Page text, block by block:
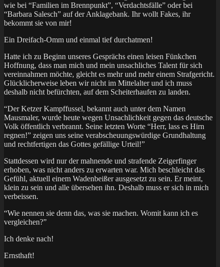
wie bei “Familien im Brennpunkt”, “Verdachtsfälle” oder bei
“Barbara Salesch” auf der Anklagebank. Ihr wollt Fakes, ihr
bekommt sie von mir!
Ein Dreifach-Omm und einmal tief durchatmen!
Hatte ich zu Beginn unseres Gesprächs einen leisen Fünkchen
Hoffnung, dass man mich und mein unsachliches Talent für sich
vereinnahmen möchte, gleicht es mehr und mehr einem Strafgericht.
Glücklicherweise leben wir nicht im Mittelalter und ich muss
deshalb nicht befürchten, auf dem Scheiterhaufen zu landen.
“Der Ketzer Kampffussel, bekannt auch unter dem Namen
Mausmaler, wurde heute wegen Unsachlichkeit gegen das deutsche
Volk öffentlich verbrannt. Seine letzten Worte “Herr, lass es Hirn
regnen!” zeigen uns seine verabscheuungswürdige Grundhaltung
und rechtfertigen das Gottes gefällige Urteil!”
Stattdessen wird nur der mahnende und strafende Zeigerfinger
erhoben, was nicht anders zu erwarten war. Mich beschleicht das
Gefühl, aktuell einem Wadenbeißer ausgesetzt zu sein. Er meint,
klein zu sein und alle übersehen ihn. Deshalb muss er sich in mich
verbeissen.
“Wie nennen sie denn das, was sie machen. Womit kann ich es
vergleichen?”
Ich denke nach!
Ernsthaft!